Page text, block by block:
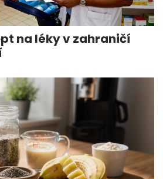
na léky v zahraničí